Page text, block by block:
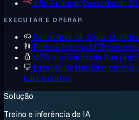
n8n Automações rodando
EXECUTAR E OPERAR
Servidores de Jogos
Forex e trading MT5 perto
VPN e privacidadeSua
Estação de trabalho remota
nunca dorme
Solução
Treino e inferência de IA